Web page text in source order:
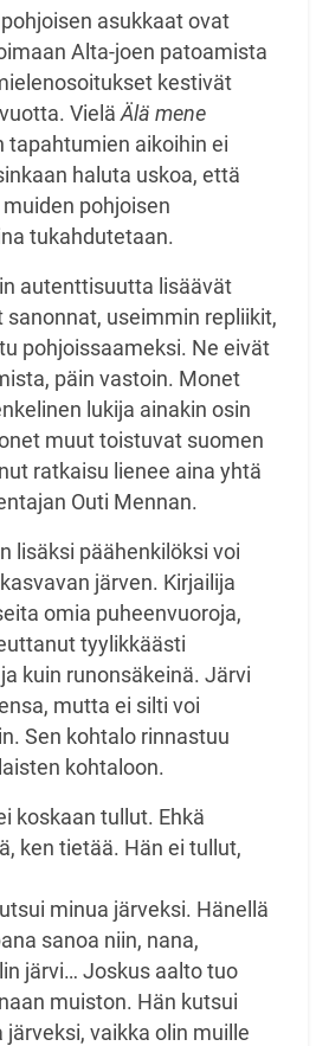
asukkaat ovat
Alta-joen patoamista
kestivät
Vielä Älä mene
tapahtumien aikoihin ei
haluta uskoa, että
pohjoisen
tukahdutetaan.
autenttisuutta lisäävät
sanonnat, useimmin repliikit,
pohjoissaameksi. Ne eivät
päin vastoin. Monet
lukija ainakin osin
muut toistuvat suomen
ratkaisu lienee aina yhtä
Outi Mennan.
lisäksi päähenkilöksi voi
järven. Kirjailija
omia puheenvuoroja,
tyylikkäästi
kuin runonsäkeinä. Järvi
mutta ei silti voi
Sen kohtalo rinnastuu
kohtaloon.
koskaan tullut. Ehkä
ken tietää. Hän ei tullut,
minua järveksi. Hänellä
sanoa niin, nana,
järvi… Joskus aalto tuo
muiston. Hän kutsui
järveksi, vaikka olin muille